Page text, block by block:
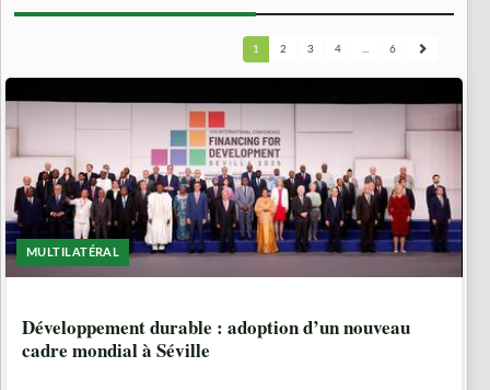
1 2 3 4 ... 6
MULTILATÉRAL
Développement durable : adoption d’un nouveau
cadre mondial à Séville